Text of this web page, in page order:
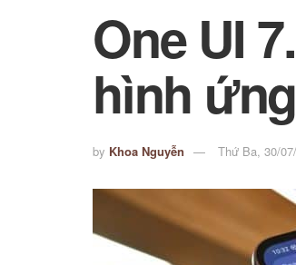
One UI
hình
by Khoa Nguyễn Thứ Ba, 30/